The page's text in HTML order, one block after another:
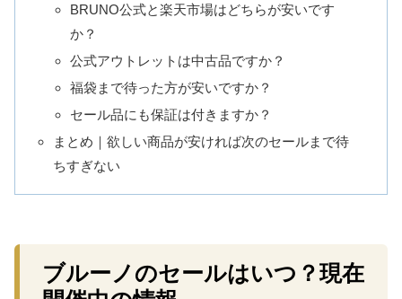
BRUNO公式と楽天市場はどちらが安いです
か？
公式アウトレットは中古品ですか？
福袋まで待った方が安いですか？
セール品にも保証は付きますか？
まとめ｜欲しい商品が安ければ次のセールまで待
ちすぎない
ブルーノのセールはいつ？現在